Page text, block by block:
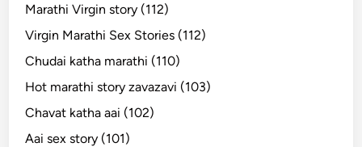
Marathi Virgin story (112)
Virgin Marathi Sex Stories (112)
Chudai katha marathi (110)
Hot marathi story zavazavi (103)
Chavat katha aai (102)
Aai sex story (101)